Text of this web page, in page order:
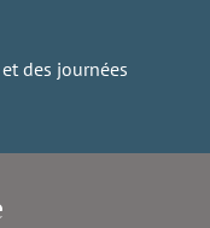
des journées